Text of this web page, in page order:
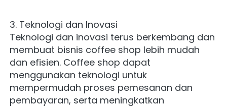
3. Teknologi dan Inovasi
Teknologi dan inovasi terus berkembang dan
membuat bisnis coffee shop lebih mudah
dan efisien. Coffee shop dapat
menggunakan teknologi untuk
mempermudah proses pemesanan dan
pembayaran, serta meningkatkan